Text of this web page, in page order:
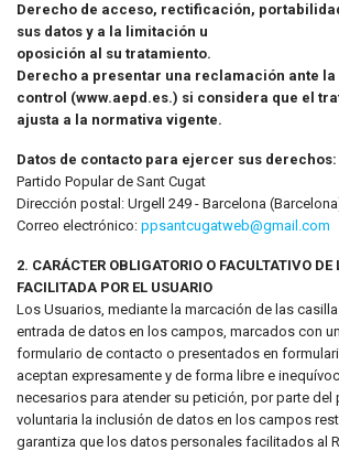
Derecho de acceso, rectificación,
sus datos y a la limitación u
oposición al su tratamiento.
Derecho a presentar una reclamación ante
control (www.aepd.es.) si considera que el
ajusta a la normativa vigente.
Datos de contacto para ejercer sus derechos:
Partido Popular de Sant Cugat
Dirección postal: Urgell 249 - Barcelona
Correo electrónico: ppsantcugatweb@gmail.com
2. CARÁCTER OBLIGATORIO O FACULTATIVO
FACILITADA POR EL USUARIO
Los Usuarios, mediante la marcación de las
entrada de datos en los campos, marcados con
formulario de contacto o presentados en
aceptan expresamente y de forma libre e
necesarios para atender su petición, por parte del
voluntaria la inclusión de datos en los campos
garantiza que los datos personales facilitados al